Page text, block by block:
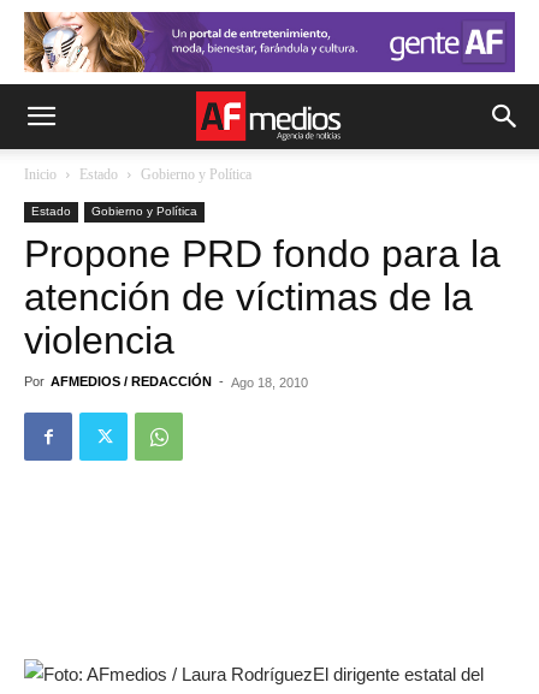
Inicio Estado Gobierno y Política
Estado Gobierno y Política
Propone PRD fondo para la
atención de víctimas de la
violencia
Por AFMEDIOS / REDACCIÓN - Ago 18, 2010
El dirigente estatal del